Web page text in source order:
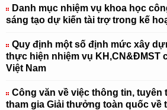
Danh mục nhiệm vụ khoa học
sáng tạo dự kiến tài trợ trong kế
Quy định một số định mức xây
thực hiện nhiệm vụ KH,CN&ĐMST
Việt Nam
Công văn về việc thông tin,
tham gia Giải thưởng toàn quốc về